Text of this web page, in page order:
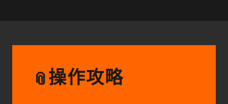
📎操作攻略